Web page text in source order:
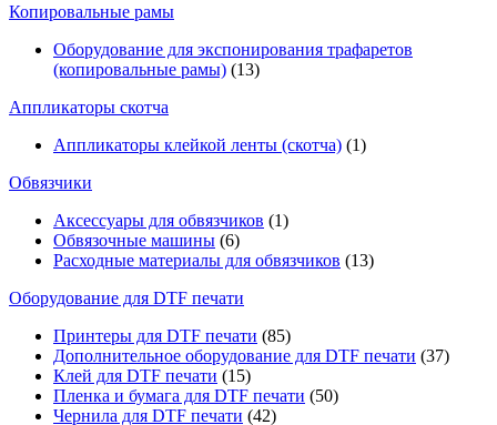
Копировальные рамы
Оборудование для экспонирования трафаретов
(копировальные рамы) (13)
Аппликаторы скотча
Аппликаторы клейкой ленты (скотча) (1)
Обвязчики
Аксессуары для обвязчиков (1)
Обвязочные машины (6)
Расходные материалы для обвязчиков (13)
Оборудование для DTF печати
Принтеры для DTF печати (85)
Дополнительное оборудование для DTF печати (37)
Клей для DTF печати (15)
Пленка и бумага для DTF печати (50)
Чернила для DTF печати (42)